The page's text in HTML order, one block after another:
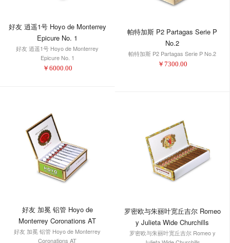
好友 逍遥1号 Hoyo de Monterrey
Epicure No. 1
好友 逍遥1号 Hoyo de Monterrey
Epicure No. 1
￥ 6000.00
帕特加斯 P2 Partagas Serie P
No.2
帕特加斯 P2 Partagas Serie P No.2
￥ 7300.00
好友 加冕 铝管 Hoyo de
Monterrey Coronations AT
好友 加冕 铝管 Hoyo de Monterrey
Coronations AT
罗密欧与朱丽叶宽丘吉尔 Romeo
y Julieta Wide Churchills
罗密欧与朱丽叶宽丘吉尔 Romeo y